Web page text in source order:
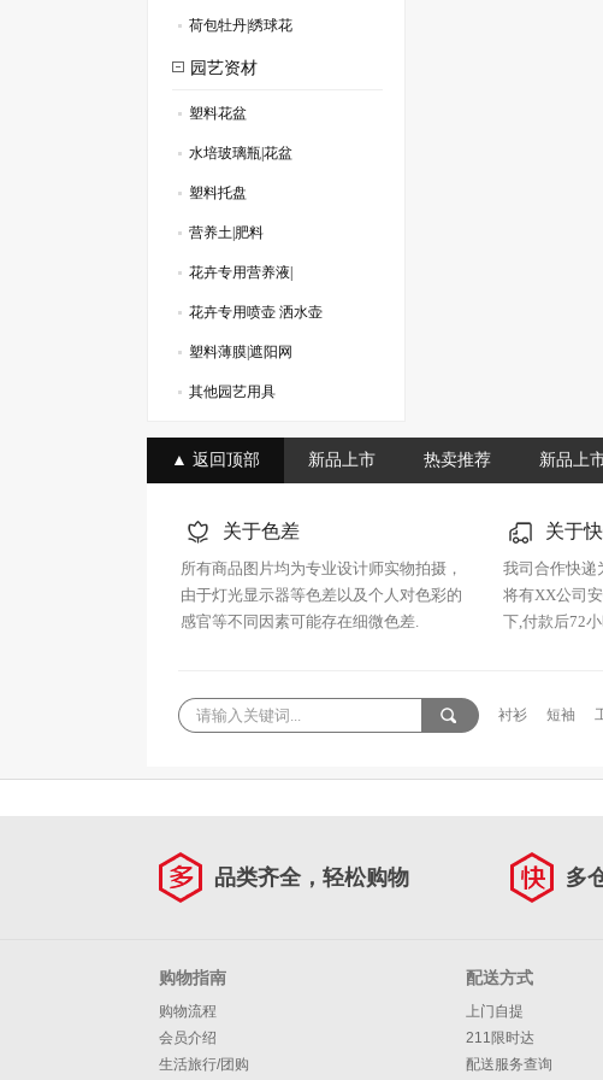
荷包牡丹|绣球花
园艺资材
塑料花盆
水培玻璃瓶|花盆
塑料托盘
营养土|肥料
花卉专用营养液|
花卉专用喷壶 洒水壶
塑料薄膜|遮阳网
其他园艺用具
▲ 返回顶部 新品上市 热卖推荐 新品上
关于色差
所有商品图片均为专业设计师实物拍摄，
由于灯光显示器等色差以及个人对色彩的
感官等不同因素可能存在细微色差.
关于
我司合作快递
将有XX公司
下,付款后72
衬衫 短袖
品类齐全，轻松购物 多
购物指南
购物流程
会员介绍
生活旅行/团购
配送方式
上门自提
211限时达
配送服务查询